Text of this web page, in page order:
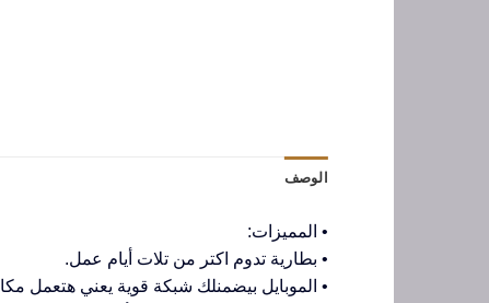
الوصف
• المميزات:
• بطارية تدوم اكتر من تلات أيام عمل.
• الموبايل بيضمنلك شبكة قوية يعني هتعمل